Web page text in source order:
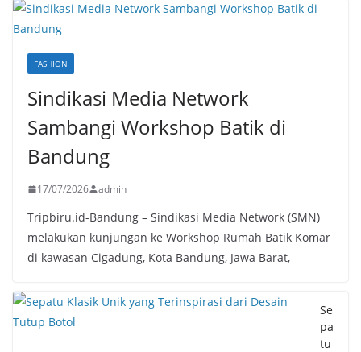
FASHION
Sindikasi Media Network
Sambangi Workshop Batik di
Bandung
17/07/2026 admin
Tripbiru.id-Bandung – Sindikasi Media Network (SMN)
melakukan kunjungan ke Workshop Rumah Batik Komar
di kawasan Cigadung, Kota Bandung, Jawa Barat,
Se
pa
tu